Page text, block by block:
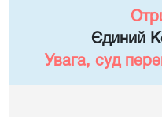
Єдиний
Увага, суд